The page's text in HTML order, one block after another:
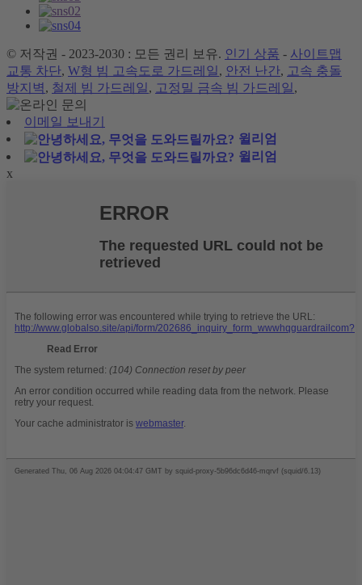
© 저작권 - 2023-2030 : 모든 권리 보유. 인기 상품 - 사이트맵
교통 차단, W형 빔 고속도로 가드레일 , 안전 난간, 고속 충돌
방지벽 , 철제 빔 가드레일 , 고정밀 금속 빔 가드레일 ,
이메일 보내기
윌리엄
윌리엄
x